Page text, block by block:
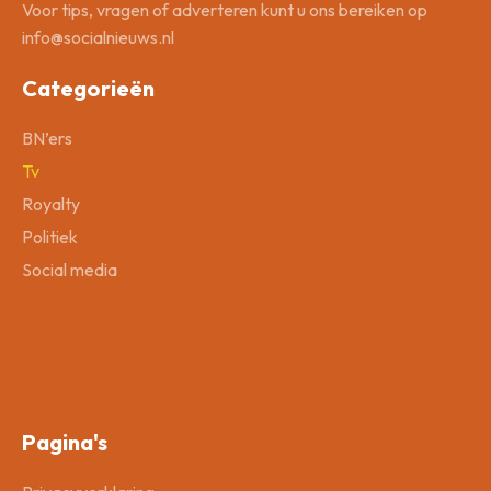
Voor tips, vragen of adverteren kunt u ons bereiken op
info@socialnieuws.nl
Categorieën
BN’ers
Tv
Royalty
Politiek
Social media
Pagina's